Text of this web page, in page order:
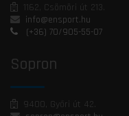
1162, Csömöri út 213.
info@ensport.hu
(+36) 70/905-55-07
Sopron
9400, Győri út 42.